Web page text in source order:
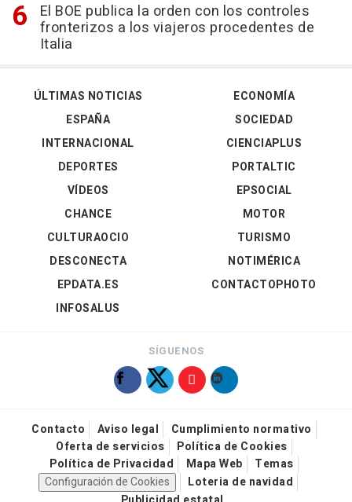
El BOE publica la orden con los controles
fronterizos a los viajeros procedentes de
Italia
ÚLTIMAS NOTICIAS
ESPAÑA
INTERNACIONAL
DEPORTES
VÍDEOS
ECONOMÍA
SOCIEDAD
CIENCIAPLUS
PORTALTIC
EPSOCIAL
CHANCE
CULTURAOCIO
DESCONECTA
EPDATA.ES
INFOSALUS
MOTOR
TURISMO
NOTIMÉRICA
CONTACTOPHOTO
SÍGUENOS
Contacto Aviso legal
Cumplimiento normativo
Oferta de servicios
Política de Cookies
Política de Privacidad
Mapa Web
Temas
Configuración de Cookies
Loteria de navidad